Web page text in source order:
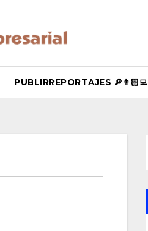
PUBLIRREPORTAJES 🔎👨🏻‍💻